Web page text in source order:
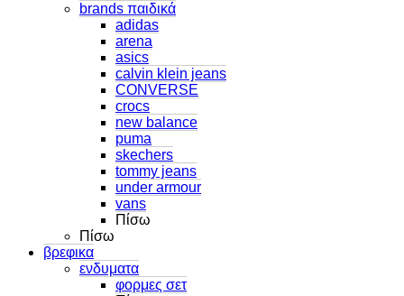
brands παιδικά
adidas
arena
asics
calvin klein jeans
CONVERSE
crocs
new balance
puma
skechers
tommy jeans
under armour
vans
Πίσω
Πίσω
βρεφικα
ενδυματα
φορμες σετ